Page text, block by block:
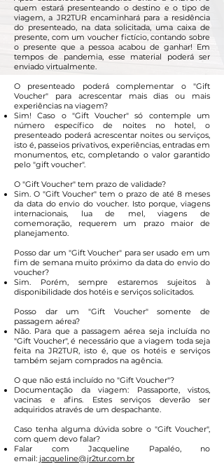
quem estará presenteando o destino e o tipo de
viagem, a JR2TUR encaminhará para a residência
do presenteado, na data solicitada, uma caixa de
presente, com um voucher fictício, contando sobre
o presente que a pessoa acabou de ganhar! Em
tempos de pandemia, esse material poderá ser
enviado virtualmente.
O presenteado poderá complementar o "Gift
Voucher" para acrescentar mais dias ou mais
experiências na viagem?
Sim! Caso o "Gift Voucher" só contemple um
número específico de noites no hotel, o
presenteado poderá acrescentar noites ou serviços,
isto é, passeios privativos, experiências, entradas em
monumentos, etc, completando o valor garantido
pelo "gift voucher".
O "Gift Voucher" tem prazo de validade?
Sim. O "Gift Voucher" tem o prazo de até 8 meses
da data do envio do voucher. Isto porque, viagens
internacionais, lua de mel, viagens de
comemoração, requerem um prazo maior de
planejamento.
Posso dar um "Gift Voucher" para ser usado em um
fim de semana muito próximo da data do envio do
voucher?
Sim. Porém, sempre estaremos sujeitos à
disponibilidade dos hotéis e serviços solicitados.
Posso dar um "Gift Voucher" somente de
passagem aérea?
Não. Para que a passagem aérea seja incluída no
"Gift Voucher", é necessário que a viagem toda seja
feita na JR2TUR, isto é, que os hotéis e serviços
também sejam comprados na agência.
O que não está incluído no "Gift Voucher"?
Documentação da viagem: Passaporte, vistos,
vacinas e afins. Estes serviços deverão ser
adquiridos através de um despachante.
Caso tenha alguma dúvida sobre o "Gift Voucher",
com quem devo falar?
Falar com Jacqueline Papaléo, no
email: jacqueline@jr2tur.com.br